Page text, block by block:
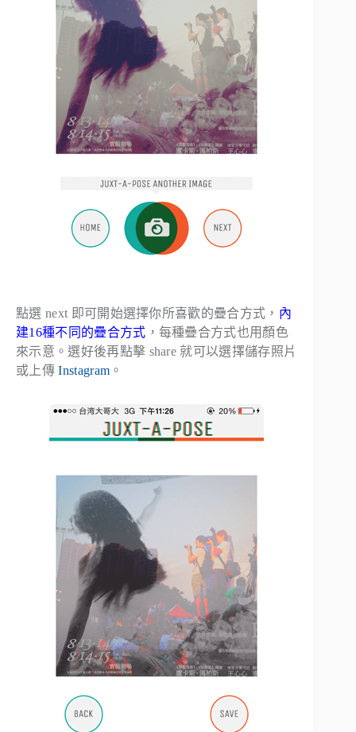
點選 next 即可開始選擇你所喜歡的疊合方式， 內
建16種不同的疊合方式 ，每種疊合方式也用顏色
來示意。選好後再點擊 share 就可以選擇儲存照片
或上傳Instagram 。